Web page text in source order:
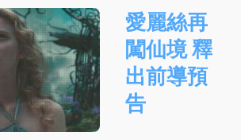
愛麗絲再
闖仙境 釋
出前導預
告